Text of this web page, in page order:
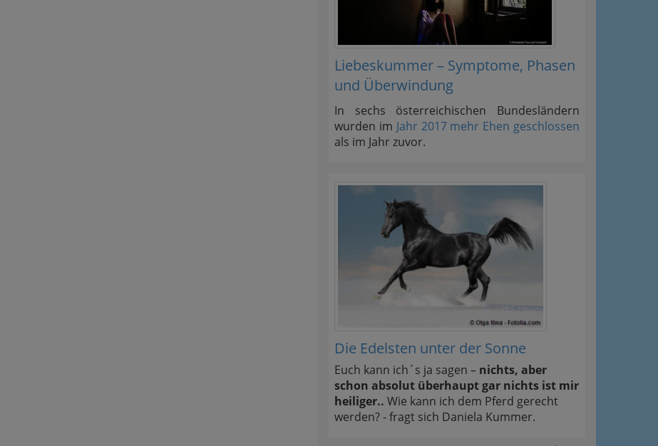
Liebeskummer – Symptome, Phasen
und Überwindung
In sechs österreichischen Bundesländern
wurden im Jahr 2017 mehr Ehen geschlossen
als im Jahr zuvor.
Die Edelsten unter der Sonne
Euch kann ich´s ja sagen – nichts, aber
schon absolut überhaupt gar nichts ist mir
heiliger.. Wie kann ich dem Pferd gerecht
werden? - fragt sich Daniela Kummer.